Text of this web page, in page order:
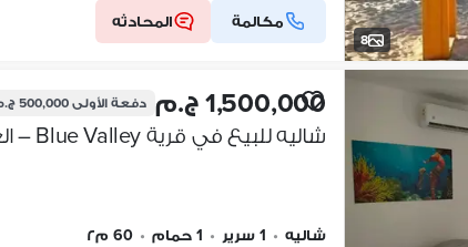
8
مكالمة المحادثه
1,500,000 ج.م دفعة الأولى500,000 ج.م
شاليه للبيع في قرية Blue Valley – العلمين الجديدة
شاليه • 1 سرير • 1 حمام • 60 م٢